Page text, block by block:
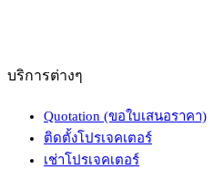
บริการต่างๆ
Quotation (ขอใบเสนอราคา)
ติดตั้งโปรเจคเตอร์
เช่าโปรเจคเตอร์